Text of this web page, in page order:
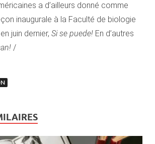
a d’ailleurs donné comme
inaugurale à la Faculté de biologie
juin dernier, Si se puede! En d’autres
/